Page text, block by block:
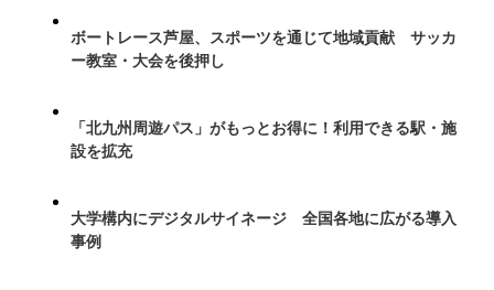
ボートレース芦屋、スポーツを通じて地域貢献 サッカ
ー教室・大会を後押し
「北九州周遊パス」がもっとお得に！利用できる駅・施
設を拡充
大学構内にデジタルサイネージ 全国各地に広がる導入
事例